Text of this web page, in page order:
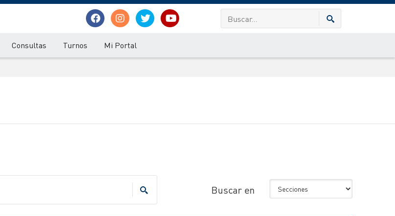
Consultas Turnos Mi Portal
Buscar en